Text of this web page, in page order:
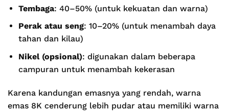
Tembaga: 40–50% (untuk kekuatan dan warna)
Perak atau seng: 10–20% (untuk menambah daya
tahan dan kilau)
Nikel (opsional): digunakan dalam beberapa
campuran untuk menambah kekerasan
Karena kandungan emasnya yang rendah, warna
emas 8K cenderung lebih pudar atau memiliki warna